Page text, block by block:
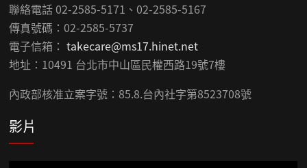
聯絡電話 02-2585-5171、02-2585-5167
傳真號碼：02-2585-5737
電子信箱：takecare@ms17.hinet.net
地址：10491 台北市中山區民權西路19號7樓
內政部核准立案字號：85.8.台內社字第8523708號
影片